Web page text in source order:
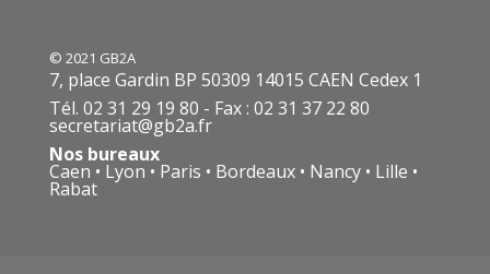
© 2021 GB2A
7, place Gardin BP 50309 14015 CAEN Cedex 1
Tél. 02 31 29 19 80 - Fax : 02 31 37 22 80
secretariat@gb2a.fr
Nos bureaux
Caen • Lyon • Paris • Bordeaux • Nancy • Lille •
Rabat